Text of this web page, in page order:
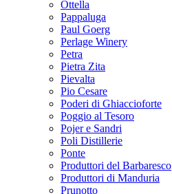
Ottella
Pappaluga
Paul Goerg
Perlage Winery
Petra
Pietra Zita
Pievalta
Pio Cesare
Poderi di Ghiaccioforte
Poggio al Tesoro
Pojer e Sandri
Poli Distillerie
Ponte
Produttori del Barbaresco
Produttori di Manduria
Prunotto